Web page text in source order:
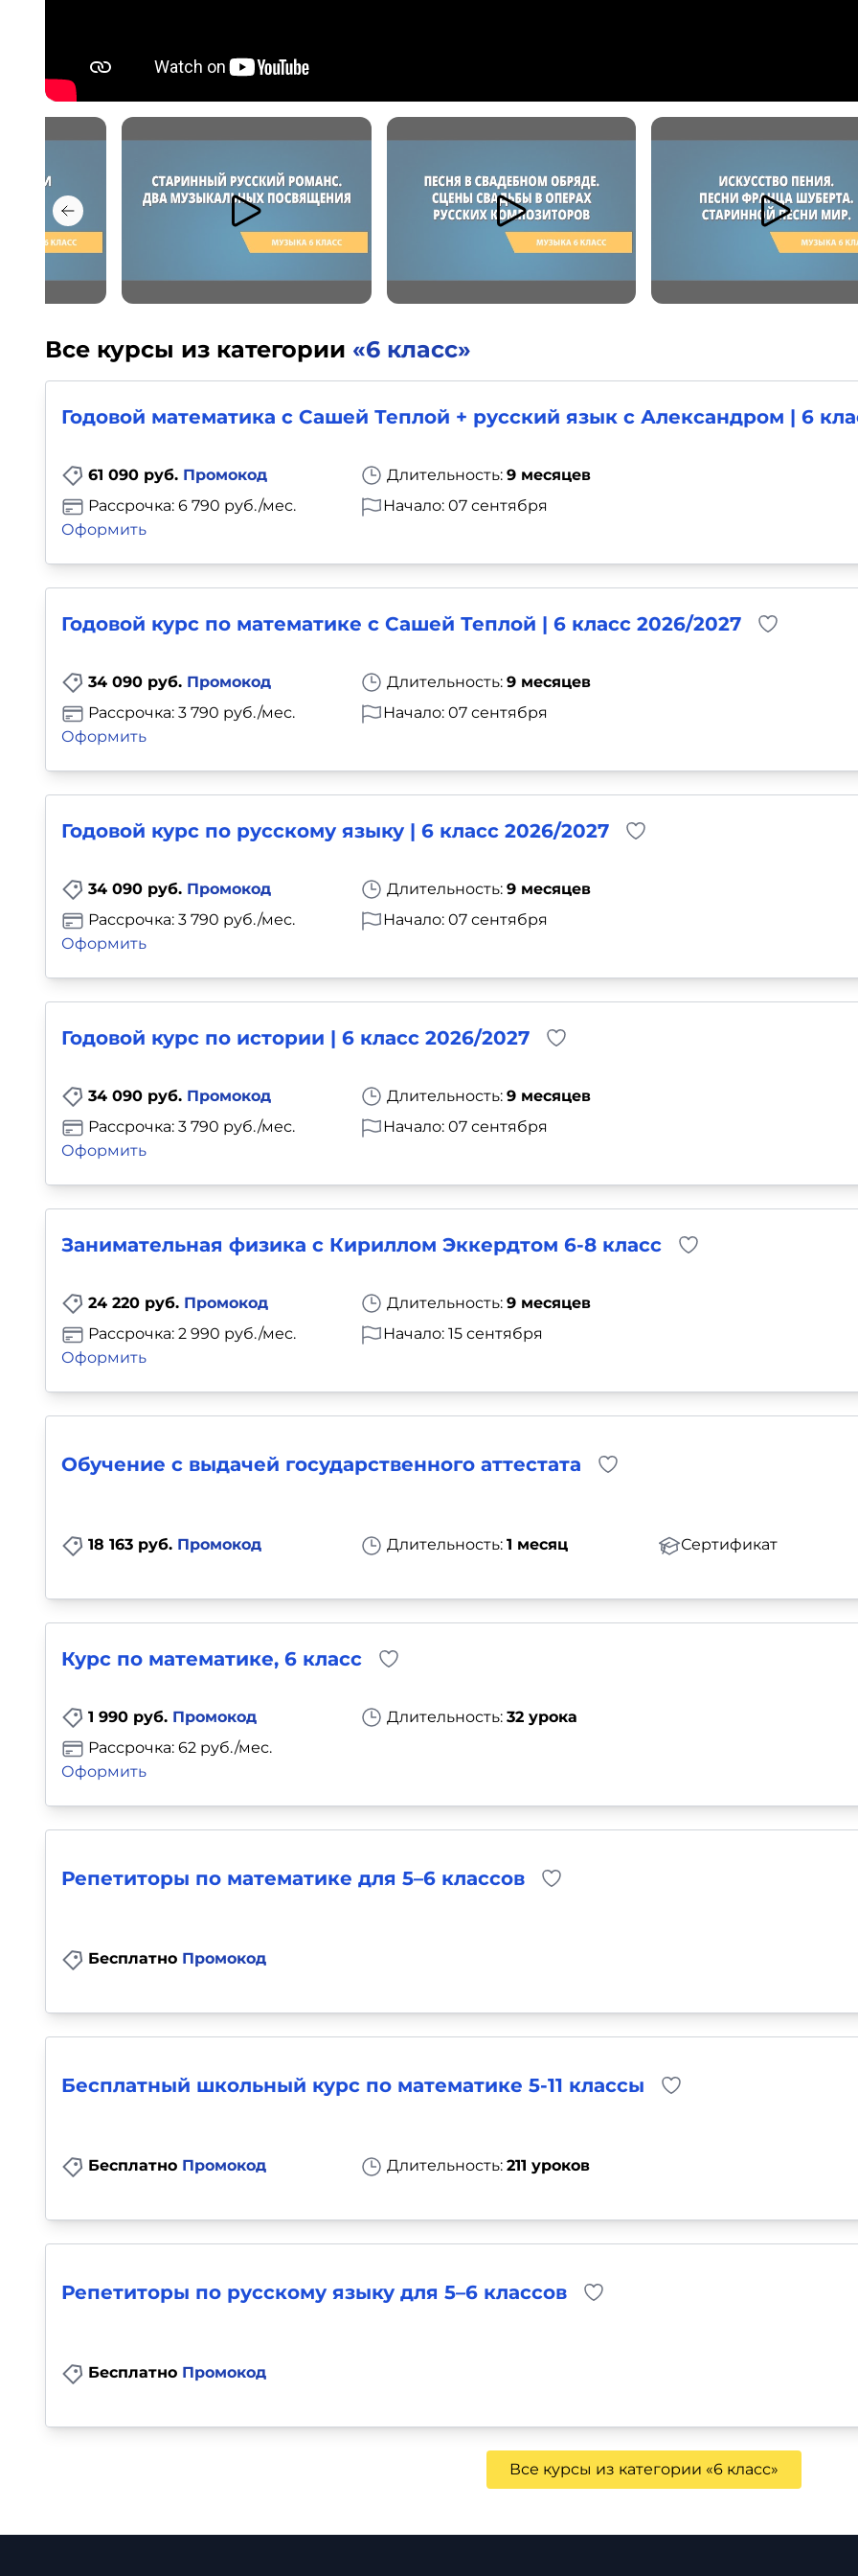
Все курсы из категории «6 класс»
Годовой математика с Сашей Теплой + русский язык с Александром | 6
61 090 руб. Промокод Длительность: 9 месяцев
Рассрочка: 6 790 руб./мес.
Оформить
Начало: 07 сентября
Годовой курс по математике с Сашей Теплой | 6 класс 2026/2027
34 090 руб. Промокод Длительность: 9 месяцев
Рассрочка: 3 790 руб./мес.
Оформить
Начало: 07 сентября
Годовой курс по русскому языку | 6 класс 2026/2027
34 090 руб. Промокод Длительность: 9 месяцев
Рассрочка: 3 790 руб./мес.
Оформить
Начало: 07 сентября
Годовой курс по истории | 6 класс 2026/2027
34 090 руб. Промокод Длительность: 9 месяцев
Рассрочка: 3 790 руб./мес.
Оформить
Начало: 07 сентября
Занимательная физика с Кириллом Эккердтом 6-8 класс
24 220 руб. Промокод Длительность: 9 месяцев
Рассрочка: 2 990 руб./мес.
Оформить
Начало: 15 сентября
Обучение с выдачей государственного аттестата
18 163 руб. Промокод Длительность: 1 месяц Сертификат
Курс по математике, 6 класс
1 990 руб. Промокод Длительность: 32 урока
Рассрочка: 62 руб./мес.
Оформить
Репетиторы по математике для 5–6 классов
Бесплатно Промокод
Бесплатный школьный курс по математике 5-11 классы
Бесплатно Промокод Длительность: 211 уроков
Репетиторы по русскому языку для 5–6 классов
Бесплатно Промокод
Все курсы из категории «6 класс»